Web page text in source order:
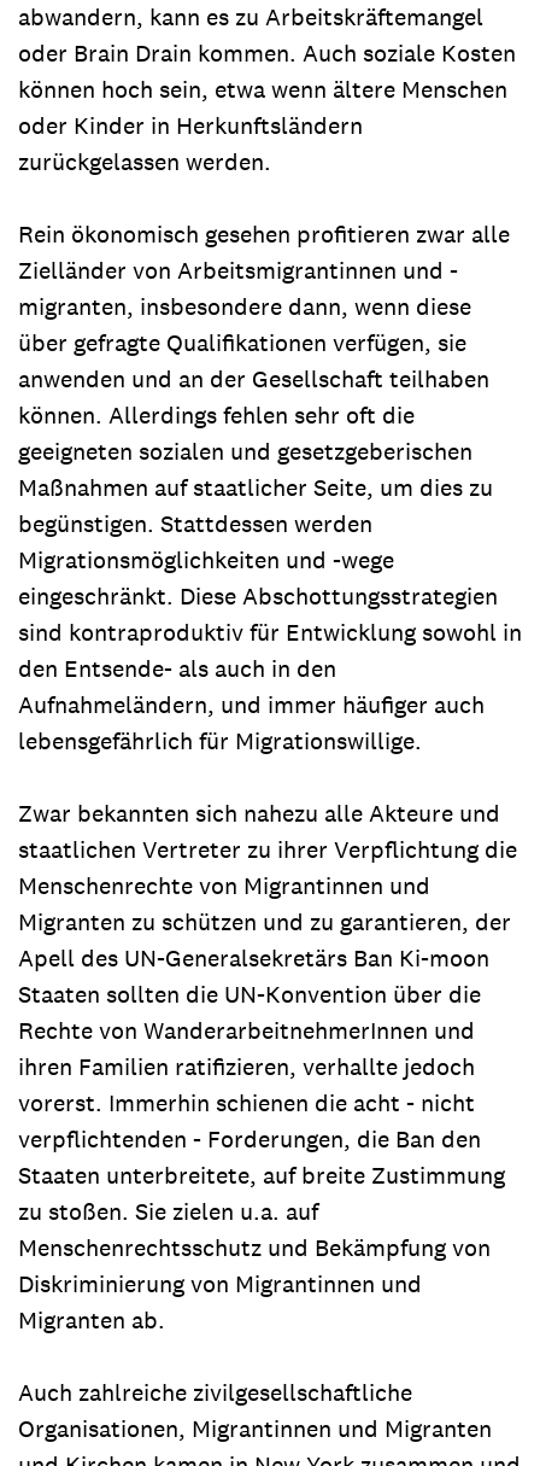
abwandern, kann es zu Arbeitskräftemangel
oder Brain Drain kommen. Auch soziale Kosten
können hoch sein, etwa wenn ältere Menschen
oder Kinder in Herkunftsländern
zurückgelassen werden.
Rein ökonomisch gesehen profitieren zwar alle
Zielländer von Arbeitsmigrantinnen und -
migranten, insbesondere dann, wenn diese
über gefragte Qualifikationen verfügen, sie
anwenden und an der Gesellschaft teilhaben
können. Allerdings fehlen sehr oft die
geeigneten sozialen und gesetzgeberischen
Maßnahmen auf staatlicher Seite, um dies zu
begünstigen. Stattdessen werden
Migrationsmöglichkeiten und -wege
eingeschränkt. Diese Abschottungsstrategien
sind kontraproduktiv für Entwicklung sowohl in
den Entsende- als auch in den
Aufnahmeländern, und immer häufiger auch
lebensgefährlich für Migrationswillige.
Zwar bekannten sich nahezu alle Akteure und
staatlichen Vertreter zu ihrer Verpflichtung die
Menschenrechte von Migrantinnen und
Migranten zu schützen und zu garantieren, der
Apell des UN-Generalsekretärs Ban Ki-moon
Staaten sollten die UN-Konvention über die
Rechte von WanderarbeitnehmerInnen und
ihren Familien ratifizieren, verhallte jedoch
vorerst. Immerhin schienen die acht - nicht
verpflichtenden - Forderungen, die Ban den
Staaten unterbreitete, auf breite Zustimmung
zu stoßen. Sie zielen u.a. auf
Menschenrechtsschutz und Bekämpfung von
Diskriminierung von Migrantinnen und
Migranten ab.
Auch zahlreiche zivilgesellschaftliche
Organisationen, Migrantinnen und Migranten